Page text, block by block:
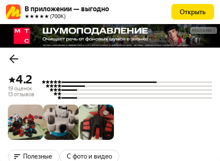
В приложении — выгодно
★★★★★ (700К)
Открыть
РЕКЛАМА
4.2
19 оценок
13 отзывов
Полезные С фото и видео